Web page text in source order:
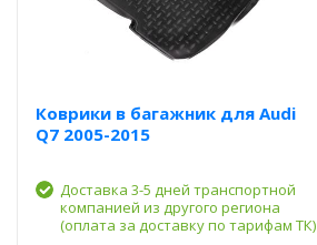
Коврики в багажник для Audi
Q7 2005-2015
Доставка 3-5 дней транспортной
компанией из другого региона
(оплата за доставку по тарифам ТК)